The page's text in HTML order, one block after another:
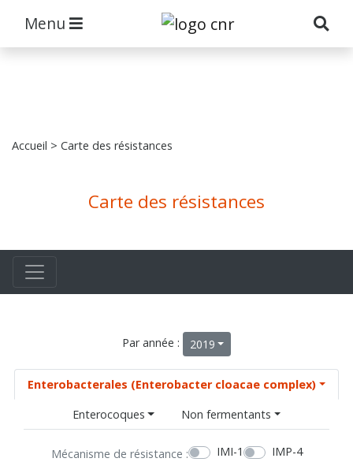
Menu
Accueil > Carte des résistances
Carte des résistances
Par année : 2019
Enterobacterales (Enterobacter cloacae complex)
Enterocoques
Non fermentants
Mécanisme de résistance : IMI-1
IMP-4